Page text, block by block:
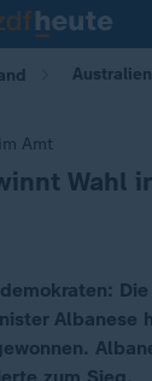
Amt
Wahl
Albanese